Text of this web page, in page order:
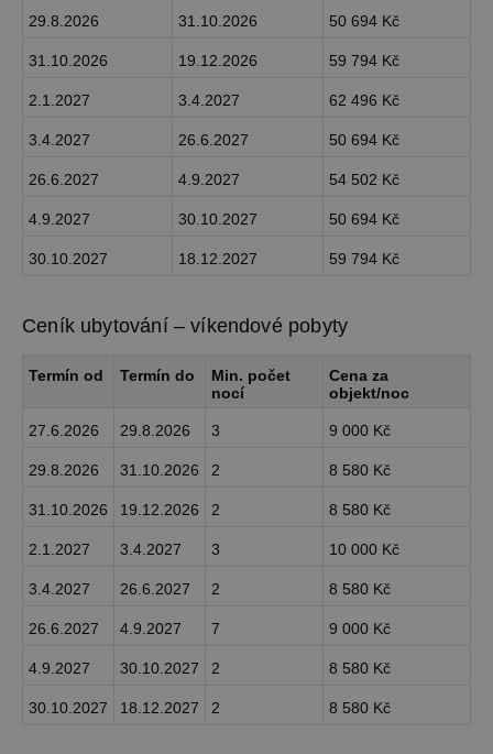
29.8.2026 31.10.2026 50 694 Kč
31.10.2026 19.12.2026 59 794 Kč
2.1.2027 3.4.2027 62 496 Kč
3.4.2027 26.6.2027 50 694 Kč
26.6.2027 4.9.2027 54 502 Kč
4.9.2027 30.10.2027 50 694 Kč
30.10.2027 18.12.2027 59 794 Kč
Ceník ubytování – víkendové pobyty
Termín od Termín do
Min. počet
nocí
Cena za
objekt/noc
27.6.2026 29.8.2026 3 9 000 Kč
29.8.2026 31.10.2026 2 8 580 Kč
31.10.2026 19.12.2026 2 8 580 Kč
2.1.2027 3.4.2027 3 10 000 Kč
3.4.2027 26.6.2027 2 8 580 Kč
26.6.2027 4.9.2027 7 9 000 Kč
4.9.2027 30.10.2027 2 8 580 Kč
30.10.2027 18.12.2027 2 8 580 Kč